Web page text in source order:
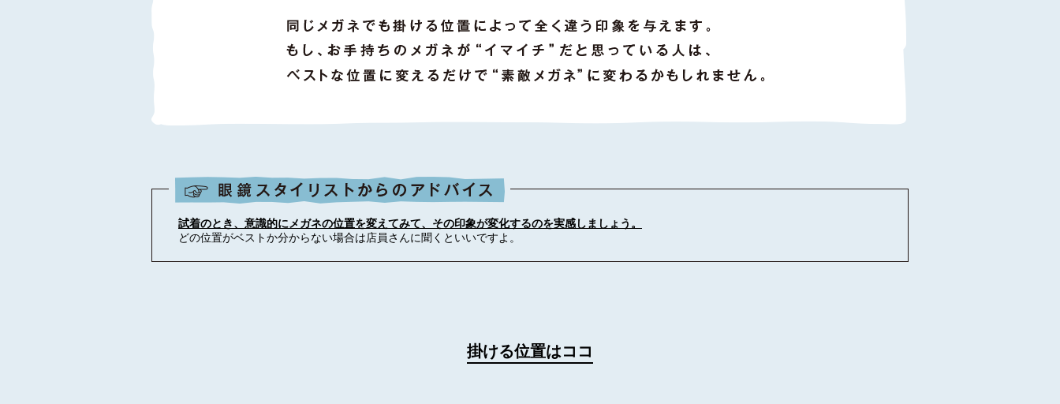
試着のとき、意識的にメガネの位置を変えてみて、その印象が変化するのを実感しましょう。
どの位置がベストか分からない場合は店員さんに聞くといいですよ。
掛ける位置はココ